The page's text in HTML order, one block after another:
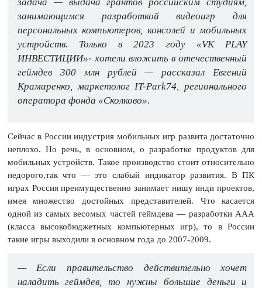
занимающимся разработкой видеоигр для
персональных компьютеров, консолей и мобильных
устройств. Только в 2023 году «VK PLAY
ИНВЕСТИЦИИ»- хотели вложить в отечественный
геймдев 300 млн рублей — рассказал Евгений
Крамаренко, маркетолог IT-Park74, регионального
оператора фонда «Сколково».
Сейчас в России индустрия мобильных игр развита достаточно
неплохо. Но речь, в основном, о разработке продуктов для
мобильных устройств. Такое производство стоит относительно
недорого,так что — это слабый индикатор развития. В ПК
играх Россия преимущественно занимает нишу инди проектов,
имея множество достойных представителей. Что касается
одной из самых весомых частей геймдева — разработки ААА
(класса высокобюджетных компьютерных игр), то в России
такие игры выходили в основном года до 2007-2009.
— Если правительство действительно хочет
наладить геймдев, то нужны большие деньги и